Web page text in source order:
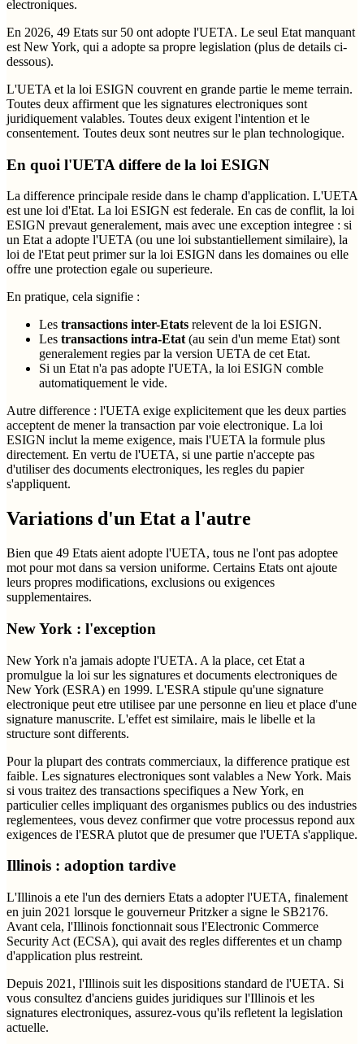
electroniques.
En 2026, 49 Etats sur 50 ont adopte l'UETA. Le seul Etat manquant
est New York, qui a adopte sa propre legislation (plus de details ci-
dessous).
L'UETA et la loi ESIGN couvrent en grande partie le meme terrain.
Toutes deux affirment que les signatures electroniques sont
juridiquement valables. Toutes deux exigent l'intention et le
consentement. Toutes deux sont neutres sur le plan technologique.
En quoi l'UETA differe de la loi ESIGN
La difference principale reside dans le champ d'application. L'UETA
est une loi d'Etat. La loi ESIGN est federale. En cas de conflit, la loi
ESIGN prevaut generalement, mais avec une exception integree : si
un Etat a adopte l'UETA (ou une loi substantiellement similaire), la
loi de l'Etat peut primer sur la loi ESIGN dans les domaines ou elle
offre une protection egale ou superieure.
En pratique, cela signifie :
Les transactions inter-Etats relevent de la loi ESIGN.
Les transactions intra-Etat (au sein d'un meme Etat) sont
generalement regies par la version UETA de cet Etat.
Si un Etat n'a pas adopte l'UETA, la loi ESIGN comble
automatiquement le vide.
Autre difference : l'UETA exige explicitement que les deux parties
acceptent de mener la transaction par voie electronique. La loi
ESIGN inclut la meme exigence, mais l'UETA la formule plus
directement. En vertu de l'UETA, si une partie n'accepte pas
d'utiliser des documents electroniques, les regles du papier
s'appliquent.
Variations d'un Etat a l'autre
Bien que 49 Etats aient adopte l'UETA, tous ne l'ont pas adoptee
mot pour mot dans sa version uniforme. Certains Etats ont ajoute
leurs propres modifications, exclusions ou exigences
supplementaires.
New York : l'exception
New York n'a jamais adopte l'UETA. A la place, cet Etat a
promulgue la loi sur les signatures et documents electroniques de
New York (ESRA) en 1999. L'ESRA stipule qu'une signature
electronique peut etre utilisee par une personne en lieu et place d'une
signature manuscrite. L'effet est similaire, mais le libelle et la
structure sont differents.
Pour la plupart des contrats commerciaux, la difference pratique est
faible. Les signatures electroniques sont valables a New York. Mais
si vous traitez des transactions specifiques a New York, en
particulier celles impliquant des organismes publics ou des industries
reglementees, vous devez confirmer que votre processus repond aux
exigences de l'ESRA plutot que de presumer que l'UETA s'applique.
Illinois : adoption tardive
L'Illinois a ete l'un des derniers Etats a adopter l'UETA, finalement
en juin 2021 lorsque le gouverneur Pritzker a signe le SB2176.
Avant cela, l'Illinois fonctionnait sous l'Electronic Commerce
Security Act (ECSA), qui avait des regles differentes et un champ
d'application plus restreint.
Depuis 2021, l'Illinois suit les dispositions standard de l'UETA. Si
vous consultez d'anciens guides juridiques sur l'Illinois et les
signatures electroniques, assurez-vous qu'ils refletent la legislation
actuelle.